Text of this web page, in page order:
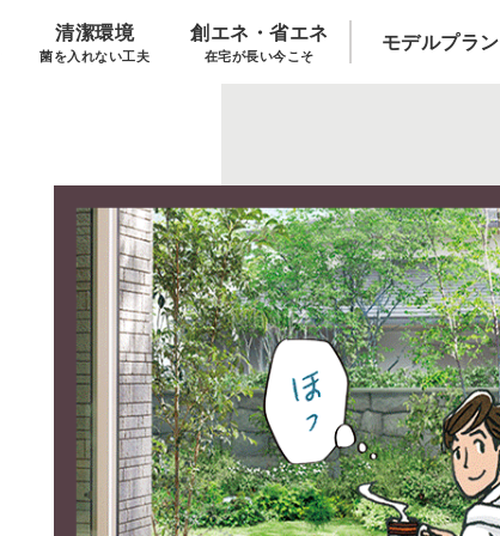
清潔環境
菌を入れない工夫
創エネ・省エネ
在宅が長い今こそ
モデルプラン